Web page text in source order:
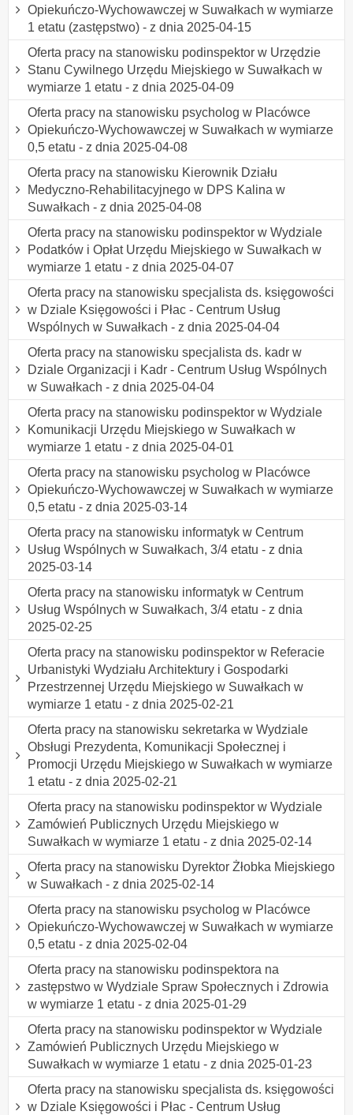
Opiekuńczo-Wychowawczej w Suwałkach w wymiarze
1 etatu (zastępstwo) - z dnia 2025-04-15
Oferta pracy na stanowisku podinspektor w Urzędzie
Stanu Cywilnego Urzędu Miejskiego w Suwałkach w
wymiarze 1 etatu - z dnia 2025-04-09
Oferta pracy na stanowisku psycholog w Placówce
Opiekuńczo-Wychowawczej w Suwałkach w wymiarze
0,5 etatu - z dnia 2025-04-08
Oferta pracy na stanowisku Kierownik Działu
Medyczno-Rehabilitacyjnego w DPS Kalina w
Suwałkach - z dnia 2025-04-08
Oferta pracy na stanowisku podinspektor w Wydziale
Podatków i Opłat Urzędu Miejskiego w Suwałkach w
wymiarze 1 etatu - z dnia 2025-04-07
Oferta pracy na stanowisku specjalista ds. księgowości
w Dziale Księgowości i Płac - Centrum Usług
Wspólnych w Suwałkach - z dnia 2025-04-04
Oferta pracy na stanowisku specjalista ds. kadr w
Dziale Organizacji i Kadr - Centrum Usług Wspólnych
w Suwałkach - z dnia 2025-04-04
Oferta pracy na stanowisku podinspektor w Wydziale
Komunikacji Urzędu Miejskiego w Suwałkach w
wymiarze 1 etatu - z dnia 2025-04-01
Oferta pracy na stanowisku psycholog w Placówce
Opiekuńczo-Wychowawczej w Suwałkach w wymiarze
0,5 etatu - z dnia 2025-03-14
Oferta pracy na stanowisku informatyk w Centrum
Usług Wspólnych w Suwałkach, 3/4 etatu - z dnia
2025-03-14
Oferta pracy na stanowisku informatyk w Centrum
Usług Wspólnych w Suwałkach, 3/4 etatu - z dnia
2025-02-25
Oferta pracy na stanowisku podinspektor w Referacie
Urbanistyki Wydziału Architektury i Gospodarki
Przestrzennej Urzędu Miejskiego w Suwałkach w
wymiarze 1 etatu - z dnia 2025-02-21
Oferta pracy na stanowisku sekretarka w Wydziale
Obsługi Prezydenta, Komunikacji Społecznej i
Promocji Urzędu Miejskiego w Suwałkach w wymiarze
1 etatu - z dnia 2025-02-21
Oferta pracy na stanowisku podinspektor w Wydziale
Zamówień Publicznych Urzędu Miejskiego w
Suwałkach w wymiarze 1 etatu - z dnia 2025-02-14
Oferta pracy na stanowisku Dyrektor Żłobka Miejskiego
w Suwałkach - z dnia 2025-02-14
Oferta pracy na stanowisku psycholog w Placówce
Opiekuńczo-Wychowawczej w Suwałkach w wymiarze
0,5 etatu - z dnia 2025-02-04
Oferta pracy na stanowisku podinspektora na
zastępstwo w Wydziale Spraw Społecznych i Zdrowia
w wymiarze 1 etatu - z dnia 2025-01-29
Oferta pracy na stanowisku podinspektor w Wydziale
Zamówień Publicznych Urzędu Miejskiego w
Suwałkach w wymiarze 1 etatu - z dnia 2025-01-23
Oferta pracy na stanowisku specjalista ds. księgowości
w Dziale Księgowości i Płac - Centrum Usług